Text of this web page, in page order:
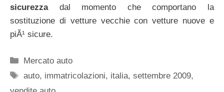
sicurezzadal momento che comportano la
sostituzione di vetture vecchie con vetture nuove e
piÃ¹ sicure.
Categorie
Mercato auto
Tag
auto, immatricolazioni, italia,settembre 2009,